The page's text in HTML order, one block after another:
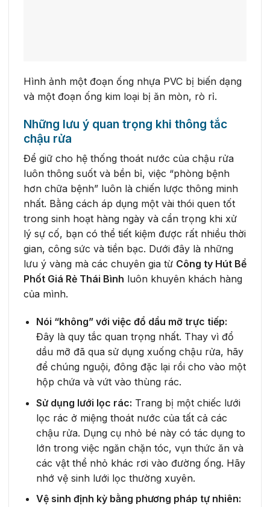
Hình ảnh một đoạn ống nhựa PVC bị biến dạng
và một đoạn ống kim loại bị ăn mòn, rò rỉ.
Những lưu ý quan trọng khi thông tắc
chậu rửa
Để giữ cho hệ thống thoát nước của chậu rửa
luôn thông suốt và bền bỉ, việc “phòng bệnh
hơn chữa bệnh” luôn là chiến lược thông minh
nhất. Bằng cách áp dụng một vài thói quen tốt
trong sinh hoạt hàng ngày và cẩn trọng khi xử
lý sự cố, bạn có thể tiết kiệm được rất nhiều thời
gian, công sức và tiền bạc. Dưới đây là những
lưu ý vàng mà các chuyên gia từ Công ty Hút Bể
Phốt Giá Rẻ Thái Bình luôn khuyên khách hàng
của mình.
Nói “không” với việc đổ dầu mỡ trực tiếp:
Đây là quy tắc quan trọng nhất. Thay vì đổ
dầu mỡ đã qua sử dụng xuống chậu rửa, hãy
để chúng nguội, đông đặc lại rồi cho vào một
hộp chứa và vứt vào thùng rác.
Sử dụng lưới lọc rác: Trang bị một chiếc lưới
lọc rác ở miệng thoát nước của tất cả các
chậu rửa. Dụng cụ nhỏ bé này có tác dụng to
lớn trong việc ngăn chặn tóc, vụn thức ăn và
các vật thể nhỏ khác rơi vào đường ống. Hãy
nhớ vệ sinh lưới lọc thường xuyên.
Vệ sinh định kỳ bằng phương pháp tự nhiên: